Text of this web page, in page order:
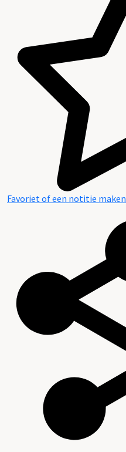
Favoriet of een notitie maken